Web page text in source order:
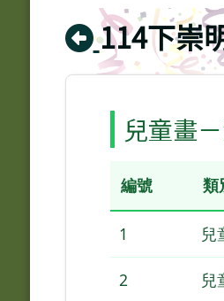
回上頁
114下崇
兒童畫
編號 類
1 兒
2 兒